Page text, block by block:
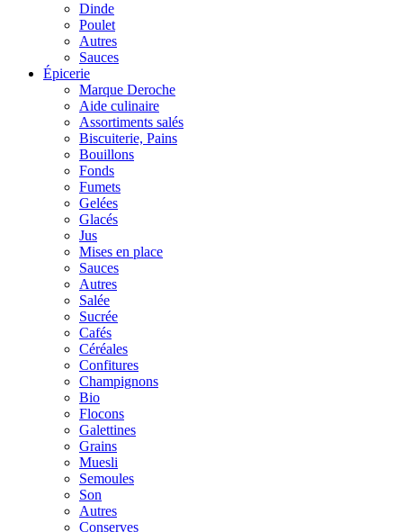
Dinde
Poulet
Autres
Sauces
Épicerie
Marque Deroche
Aide culinaire
Assortiments salés
Biscuiterie, Pains
Bouillons
Fonds
Fumets
Gelées
Glacés
Jus
Mises en place
Sauces
Autres
Salée
Sucrée
Cafés
Céréales
Confitures
Champignons
Bio
Flocons
Galettines
Grains
Muesli
Semoules
Son
Autres
Conserves